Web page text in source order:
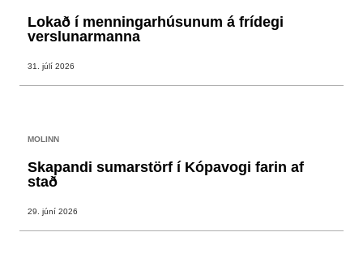
Lokað í menningarhúsunum á frídegi
verslunarmanna
31. júlí 2026
MOLINN
Skapandi sumarstörf í Kópavogi farin af
stað
29. júní 2026